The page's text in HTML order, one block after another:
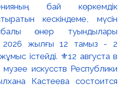
бай көркемдік
кескіндеме, мүсін
өнер туындылары
жылғы 12 тамыз - 2
істейді. ⚜️12 августа в
искусств Республики
Кастеева состоится